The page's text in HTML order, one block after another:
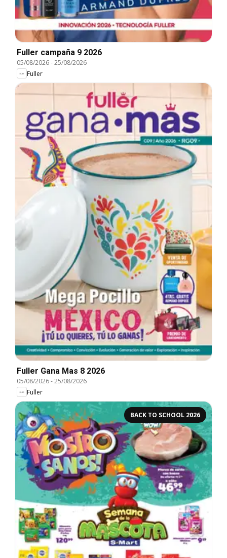
Fuller campaña 9 2026
05/08/2026-25/08/2026
Fuller
Fuller Gana Mas 8 2026
05/08/2026-25/08/2026
Fuller
BACK TO SCHOOL 2026